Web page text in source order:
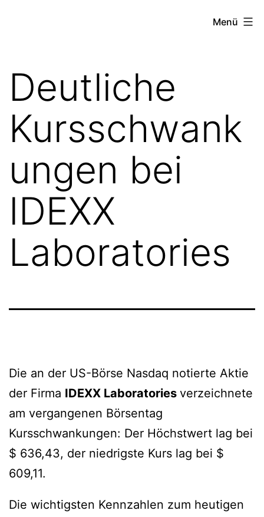
project
Menü
Deutliche
Kursschwank
ungen bei
IDEXX
Laboratories
Die an der US-Börse Nasdaq notierte Aktie
der Firma IDEXX Laboratories verzeichnete
am vergangenen Börsentag
Kursschwankungen: Der Höchstwert lag bei
$ 636,43, der niedrigste Kurs lag bei $
609,11.
Die wichtigsten Kennzahlen zum heutigen